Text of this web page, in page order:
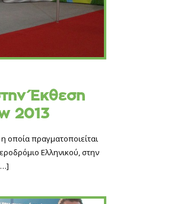
Έκθεση
2013
οποία πραγματοποιείται
Ελληνικού, στην